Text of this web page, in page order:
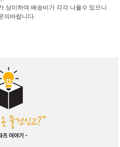
상이하여 배송비가 각각 나올수 있으니
의바랍니다.